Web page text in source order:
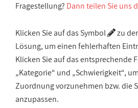
Fragestellung? Dann teilen Sie uns
Klicken Sie auf das Symbol
zu
Lösung, um einen fehlerhaften
Klicken Sie auf das entsprechende
„Kategorie“ und „Schwierigkeit“,
Zuordnung vorzunehmen bzw. die
anzupassen.